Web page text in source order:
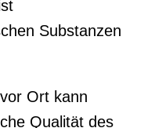
Substanzen
Ort kann
Qualität des